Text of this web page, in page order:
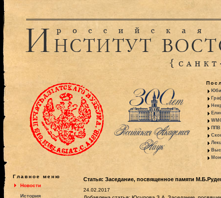
ППВ
Главное меню
Новости
История
Статья: Заседание, посвященное памяти
24.02.2017